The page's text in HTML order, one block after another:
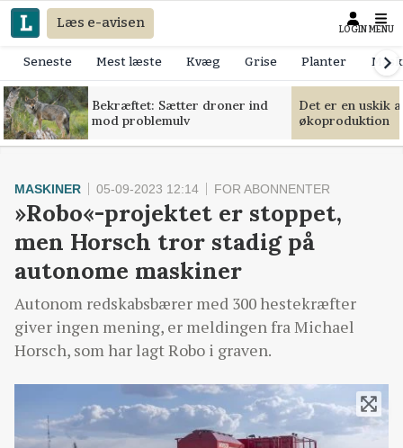
Læs e-avisen LOGIN MENU
Seneste Mest læste Kvæg Grise Planter
Bekræftet: Sætter droner ind
mod problemulv
Det er en uskik
økoproduktion
MASKINER 05-09-2023 12:14 FOR ABONNENTER
»Robo«-projektet er stoppet,
men Horsch tror stadig på
autonome maskiner
Autonom redskabsbærer med 300 hestekræfter
giver ingen mening, er meldingen fra Michael
Horsch, som har lagt Robo i graven.